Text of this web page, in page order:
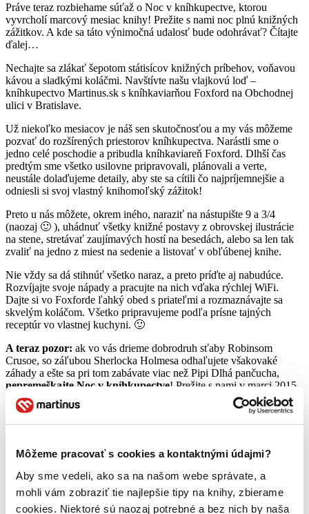
Môžeme pracovať s cookies a kontaktnými údajmi?
Aby sme vedeli, ako sa na našom webe správate, a
mohli vám zobraziť tie najlepšie tipy na knihy, zbierame
cookies. Niektoré sú naozaj potrebné a bez nich by naša
Práve teraz rozbiehame súťaž o Noc v kníhkupectve, ktorou
vyvrcholí marcový mesiac knihy! Prežite s nami noc plnú knižných
zážitkov. A kde sa táto výnimočná udalosť bude odohrávať? Čítajte
ďalej…
Nechajte sa zlákať šepotom státisícov knižných príbehov, voňavou
kávou a sladkými koláčmi. Navštívte našu vlajkovú loď –
kníhkupectvo Martinus.sk s kníhkaviarňou Foxford na Obchodnej
ulici v Bratislave.
Už niekoľko mesiacov je náš sen skutočnosťou a my vás môžeme
pozvať do rozšírených priestorov kníhkupectva. Narástli sme o
jedno celé poschodie a pribudla kníhkaviareň Foxford. Dlhší čas
predtým sme všetko usilovne pripravovali, plánovali a verte,
neustále dolaďujeme detaily, aby ste sa cítili čo najpríjemnejšie a
odniesli si svoj vlastný knihomoľský zážitok!
Preto u nás môžete, okrem iného, naraziť na nástupište 9 a 3/4
(naozaj 🙂 ), uhádnuť všetky knižné postavy z obrovskej ilustrácie
na stene, stretávať zaujímavých hostí na besedách, alebo sa len tak
zvaliť na jedno z miest na sedenie a listovať v obľúbenej knihe.
Nie vždy sa dá stihnúť všetko naraz, a preto príďte aj nabudúce.
Rozvíjajte svoje nápady a pracujte na nich vďaka rýchlej WiFi.
Dajte si vo Foxforde ľahký obed s priateľmi a rozmaznávajte sa
skvelým koláčom. Všetko pripravujeme podľa prísne tajných
receptúr vo vlastnej kuchyni. 🙂
A teraz pozor: ak vo vás drieme dobrodruh sťaby Robinsom
Crusoe, so záľubou Sherlocka Holmesa odhaľujete všakovaké
záhady a ešte sa pri tom zabávate viac než Pipi Dlhá pančucha,
nepremeškajte Noc v kníhkupectve! Prežite s nami v marci 2015
celú jednu noc plnú knižných zážitkov v našom kníhkupectve
na Obchodnej ulici v Bratislave
nákupe vypýtať a vyplniť ich. Vyplnené žreby, prosíme, vhoďte do
pripraveného osudia do konca februára. Možno vyžrebujeme práve
vás avy sa môžete tešiť na jedinečný záver knižného mesiaca
marec! Vyžrebovaných účastníkov budeme kontaktovať na
začiatku marca 2015.